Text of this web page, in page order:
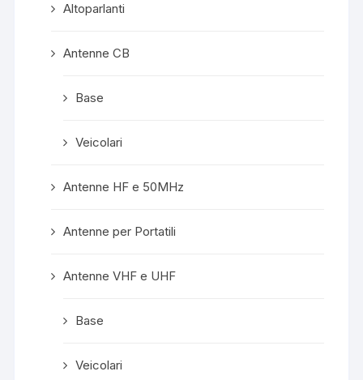
Altoparlanti
Antenne CB
Base
Veicolari
Antenne HF e 50MHz
Antenne per Portatili
Antenne VHF e UHF
Base
Veicolari